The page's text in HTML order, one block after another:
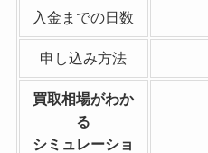
入金までの日数
申し込み方法
買取相場がわか
る
シミュレーショ